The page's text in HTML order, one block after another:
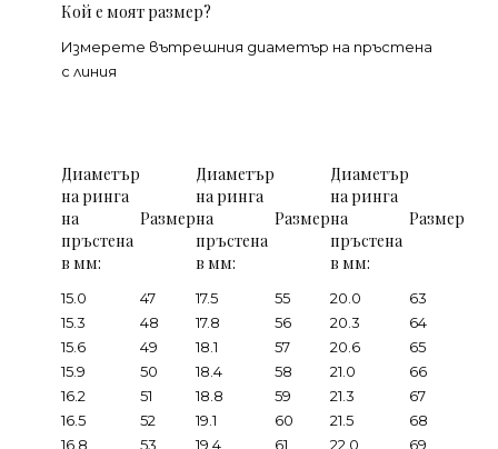
Кой е моят размер?
Измерете вътрешния диаметър на пръстена
с линия
Диаметър
на ринга
на
пръстена
в мм:
Размер
Диаметър
на ринга
на
пръстена
в мм:
Размер
Диаметър
на ринга
на
пръстена
в мм:
Размер
15.0 47 17.5 55 20.0
63
15.3
48 17.8 56 20.3
64
15.6
49 18.1 57 20.6
65
15.9
50 18.4 58 21.0
66
16.2
51 18.8 59 21.3
67
16.5
52 19.1 60 21.5
68
16.8
53 19.4 61 22.0 69